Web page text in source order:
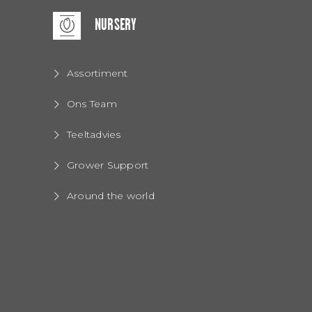
NURSERY
Assortiment
Ons Team
Teeltadvies
Grower Support
Around the world